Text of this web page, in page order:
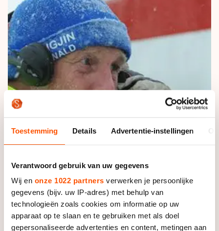
Toestemming Details Advertentie-instellingen
Verantwoord gebruik van uw gegevens
Wij en onze 1022 partners verwerken je persoonlijke
gegevens (bijv. uw IP-adres) met behulp van
technologieën zoals cookies om informatie op uw
apparaat op te slaan en te gebruiken met als doel
gepersonaliseerde advertenties en content, metingen aan
Kunstschaatsen
Schoonrijden
Natuurijs
Marathon
Inlineskaten
Kunstschaatsen
Ranglijsten Langebaan
Persoonlijke records & tijden
Historie & statistiek
De weg op
Inschrijven wedstrijden
Algemene Nederlandse Schaatstijd
Deze zomer de weg op
Waar kan ik schaatsen en skaten?
Schaatsfans
Alles voor jou als schaatsfan
Evenementen
Tickets
Olympische Spelen
Olympische Spelen
Medaille overzicht
Medaillespiegel
Van Jong tot Goud verhalen